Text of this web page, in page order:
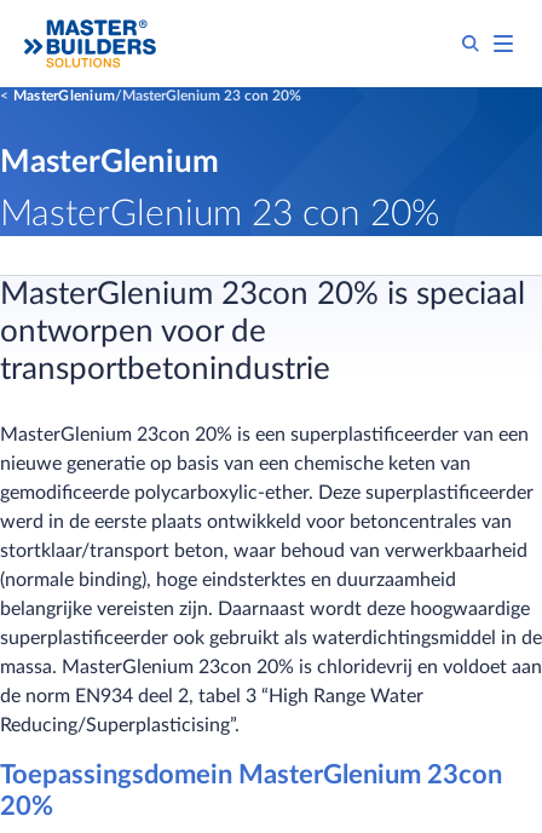
MasterGlenium MasterGlenium 23 con 20%
MasterGlenium
MasterGlenium 23 con 20%
MasterGlenium 23con 20% is speciaal
ontworpen voor de
transportbetonindustrie
MasterGlenium 23con 20% is een superplastificeerder van een
nieuwe generatie op basis van een chemische keten van
gemodificeerde polycarboxylic-ether. Deze superplastificeerder
werd in de eerste plaats ontwikkeld voor betoncentrales van
stortklaar/transport beton, waar behoud van verwerkbaarheid
(normale binding), hoge eindsterktes en duurzaamheid
belangrijke vereisten zijn. Daarnaast wordt deze hoogwaardige
superplastificeerder ook gebruikt als waterdichtingsmiddel in de
massa. MasterGlenium 23con 20% is chloridevrij en voldoet aan
de norm EN934 deel 2, tabel 3 “High Range Water
Reducing/Superplasticising”.
Toepassingsdomein MasterGlenium 23con
20%